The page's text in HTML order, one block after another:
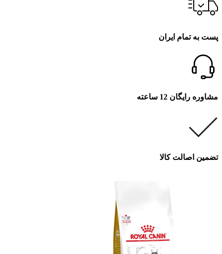
پست به تمام ایران
مشاوره رایگان 12 ساعته
تضمین اصالت کالا